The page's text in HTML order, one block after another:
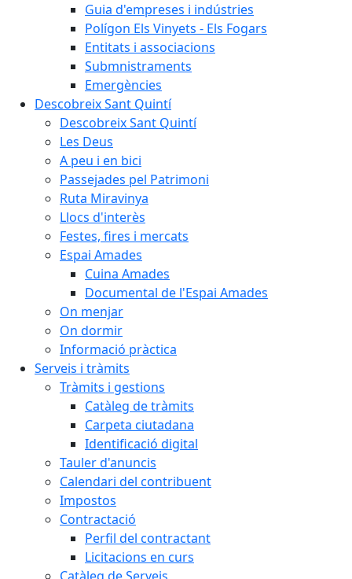
Guia d'empreses i indústries
Polígon Els Vinyets - Els Fogars
Entitats i associacions
Submnistraments
Emergències
Descobreix Sant Quintí
Descobreix Sant Quintí
Les Deus
A peu i en bici
Passejades pel Patrimoni
Ruta Miravinya
Llocs d'interès
Festes, fires i mercats
Espai Amades
Cuina Amades
Documental de l'Espai Amades
On menjar
On dormir
Informació pràctica
Serveis i tràmits
Tràmits i gestions
Catàleg de tràmits
Carpeta ciutadana
Identificació digital
Tauler d'anuncis
Calendari del contribuent
Impostos
Contractació
Perfil del contractant
Licitacions en curs